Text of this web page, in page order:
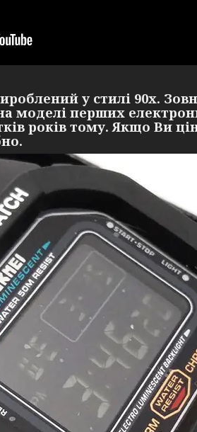
у стилі 90х.
моделі перших
років тому. Якщо Ви